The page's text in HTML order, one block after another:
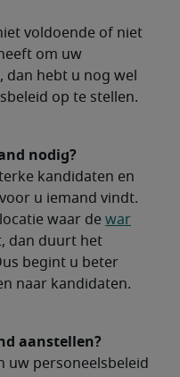
voldoende of niet
om uw
dan hebt u nog wel
op te stellen.
nodig?
kandidaten en
u iemand vindt.
waar de war
dan duurt het
begint u beter
naar kandidaten.
aanstellen?
uw personeelsbeleid